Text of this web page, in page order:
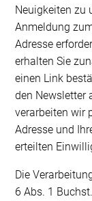
Neuigkeiten zu
Anmeldung
Adresse
erhalten Sie
einen Link
den Newsletter
verarbeiten wir
Adresse und
erteilten
Die
6 Abs. 1